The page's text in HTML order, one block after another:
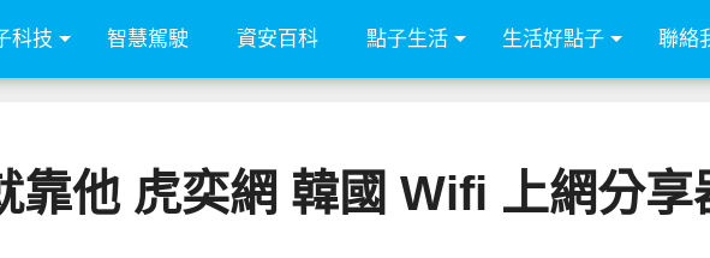
科技 智慧駕駛 資安百科 點子生活 生活好點子 聯絡
靠他 虎奕網 韓國 Wifi 上網分享